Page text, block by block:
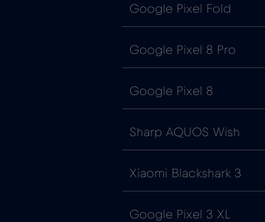
Google Pixel Fold
Google Pixel 8 Pro
Google Pixel 8
Sharp AQUOS Wish
Xiaomi Blackshark 3
Google Pixel 3 XL